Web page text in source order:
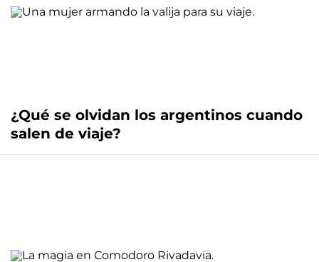
¿Qué se olvidan los argentinos cuando
salen de viaje?